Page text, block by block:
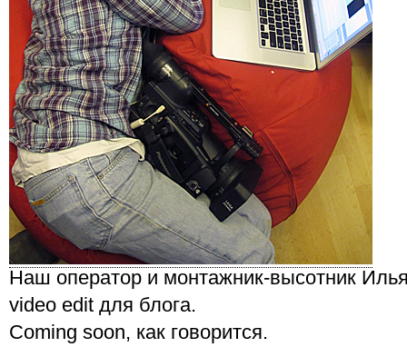
Наш оператор и монтажник-высотник
video edit для блога.
Coming soon, как говорится.